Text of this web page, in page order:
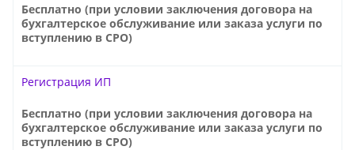
Бесплатно (при условии заключения договора на
бухгалтерское обслуживание или заказа услуги по
вступлению в СРО)
Регистрация ИП
Бесплатно (при условии заключения договора на
бухгалтерское обслуживание или заказа услуги по
вступлению в СРО)